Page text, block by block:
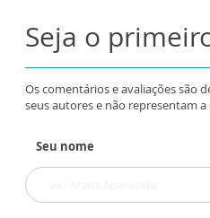
Seja o
Os comentários e avaliações são
seus autores e não representam
Seu nome